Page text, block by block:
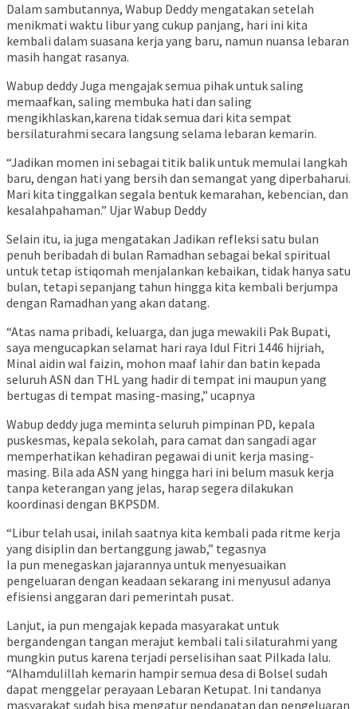
Dalam sambutannya, Wabup Deddy mengatakan setelah
menikmati waktu libur yang cukup panjang, hari ini kita
kembali dalam suasana kerja yang baru, namun nuansa lebaran
masih hangat rasanya.
Wabup deddy Juga mengajak semua pihak untuk saling
memaafkan, saling membuka hati dan saling
mengikhlaskan,karena tidak semua dari kita sempat
bersilaturahmi secara langsung selama lebaran kemarin.
“Jadikan momen ini sebagai titik balik untuk memulai langkah
baru, dengan hati yang bersih dan semangat yang diperbaharui.
Mari kita tinggalkan segala bentuk kemarahan, kebencian, dan
kesalahpahaman.” Ujar Wabup Deddy
Selain itu, ia juga mengatakan Jadikan refleksi satu bulan
penuh beribadah di bulan Ramadhan sebagai bekal spiritual
untuk tetap istiqomah menjalankan kebaikan, tidak hanya satu
bulan, tetapi sepanjang tahun hingga kita kembali berjumpa
dengan Ramadhan yang akan datang.
“Atas nama pribadi, keluarga, dan juga mewakili Pak Bupati,
saya mengucapkan selamat hari raya Idul Fitri 1446 hijriah,
Minal aidin wal faizin, mohon maaf lahir dan batin kepada
seluruh ASN dan THL yang hadir di tempat ini maupun yang
bertugas di tempat masing-masing,” ucapnya
Wabup deddy juga meminta seluruh pimpinan PD, kepala
puskesmas, kepala sekolah, para camat dan sangadi agar
memperhatikan kehadiran pegawai di unit kerja masing-
masing. Bila ada ASN yang hingga hari ini belum masuk kerja
tanpa keterangan yang jelas, harap segera dilakukan
koordinasi dengan BKPSDM.
“Libur telah usai, inilah saatnya kita kembali pada ritme kerja
yang disiplin dan bertanggung jawab,” tegasnya
Ia pun menegaskan jajarannya untuk menyesuaikan
pengeluaran dengan keadaan sekarang ini menyusul adanya
efisiensi anggaran dari pemerintah pusat.
Lanjut, ia pun mengajak kepada masyarakat untuk
bergandengan tangan merajut kembali tali silaturahmi yang
mungkin putus karena terjadi perselisihan saat Pilkada lalu.
“Alhamdulillah kemarin hampir semua desa di Bolsel sudah
dapat menggelar perayaan Lebaran Ketupat. Ini tandanya
masyarakat sudah bisa mengatur pendapatan dan pengeluaran